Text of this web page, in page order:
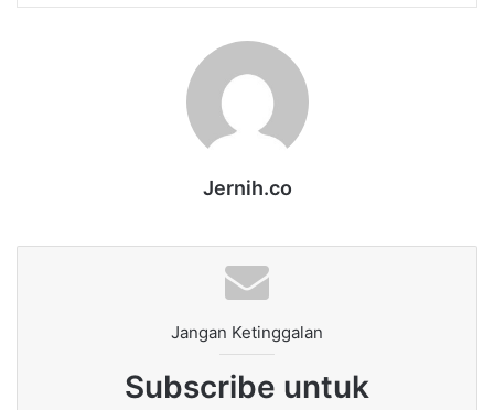
Jernih.co
Jangan Ketinggalan
Subscribe untuk